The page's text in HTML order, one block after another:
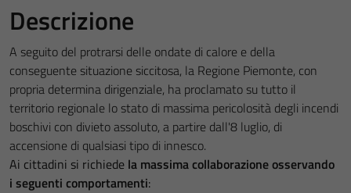
Descrizione
A seguito del protrarsi delle ondate di calore e della
conseguente situazione siccitosa, la Regione Piemonte, con
propria determina dirigenziale, ha proclamato su tutto il
territorio regionale lo stato di massima pericolosità degli incendi
boschivi con divieto assoluto, a partire dall'8 luglio, di
accensione di qualsiasi tipo di innesco.
Ai cittadini si richiede la massima collaborazione osservando
i seguenti comportamenti: